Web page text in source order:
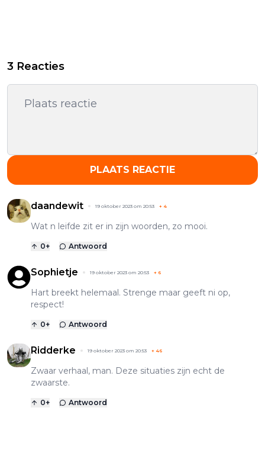
3 Reacties
PLAATS REACTIE
daandewit 19 oktober 2023 om 20:53 + 4
Wat n leifde zit er in zijn woorden, zo mooi.
0+ Antwoord
Sophietje 19 oktober 2023 om 20:53 + 6
Hart breekt helemaal. Strenge maar geeft ni op,
respect!
0+ Antwoord
Ridderke 19 oktober 2023 om 20:53 + 46
Zwaar verhaal, man. Deze situaties zijn echt de
zwaarste.
0+ Antwoord